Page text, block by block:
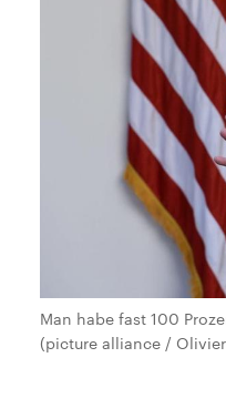
Man habe fast 100
(picture alliance /